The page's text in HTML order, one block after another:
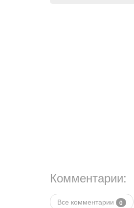
Комментарии:
Все комментарии 0